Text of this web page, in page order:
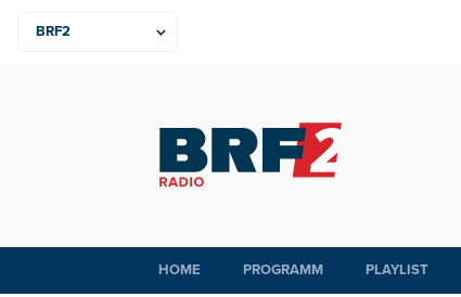
HOME PROGRAMM PLAYLIST